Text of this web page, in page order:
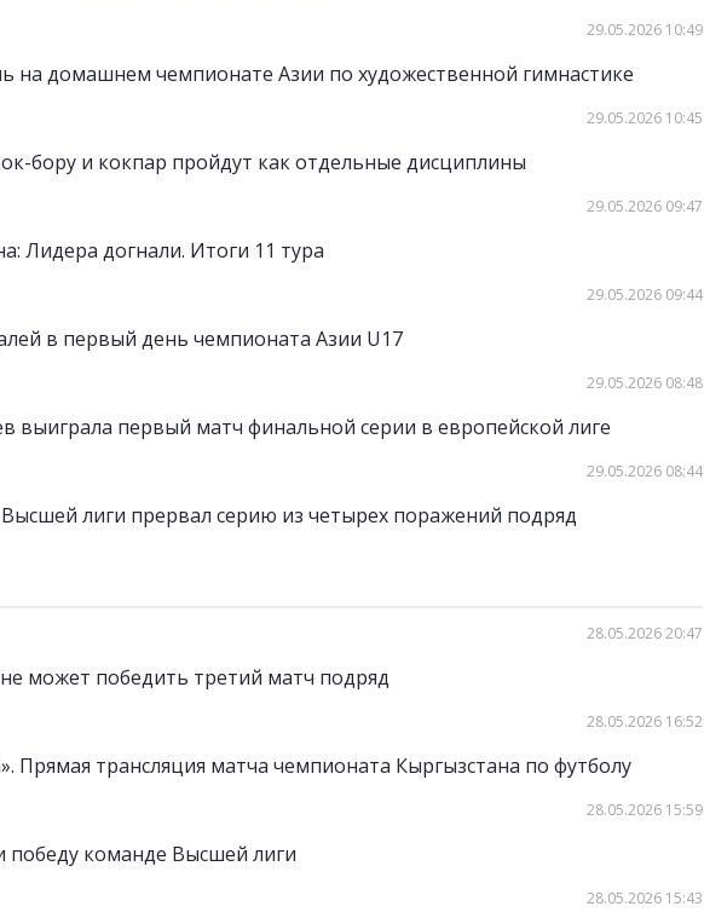
29.05.2026 10:49
на домашнем чемпионате Азии по художественной гимнастике
29.05.2026 10:45
бору и кокпар пройдут как отдельные дисциплины
29.05.2026 09:47
Лидера догнали. Итоги 11 тура
29.05.2026 09:44
в первый день чемпионата Азии U17
29.05.2026 08:48
выиграла первый матч финальной серии в европейской лиге
29.05.2026 08:44
лиги прервал серию из четырех поражений подряд
28.05.2026 20:47
может победить третий матч подряд
28.05.2026 16:52
Прямая трансляция матча чемпионата Кыргызстана по футболу
28.05.2026 15:59
победу команде Высшей лиги
28.05.2026 15:43